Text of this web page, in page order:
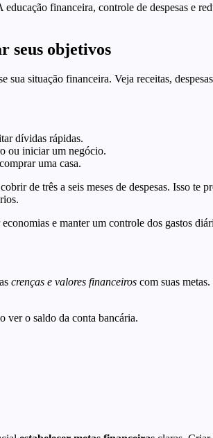
educação financeira, controle de despesas e
seus objetivos
situação financeira. Veja receitas,
dívidas rápidas.
ou iniciar um negócio.
uma casa.
de três a seis meses de despesas. Isso te
e manter um controle dos gastos
crenças e valores financeiros com suas
ver o saldo da conta bancária.